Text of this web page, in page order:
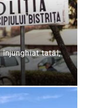
înjunghiat tatăl,